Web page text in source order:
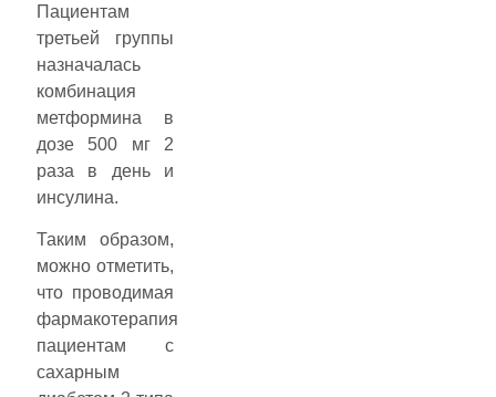
Пациентам
третьей группы
назначалась
комбинация
метформина в
дозе 500 мг 2
раза в день и
инсулина.
Таким образом,
можно отметить,
что проводимая
фармакотерапия
пациентам с
сахарным